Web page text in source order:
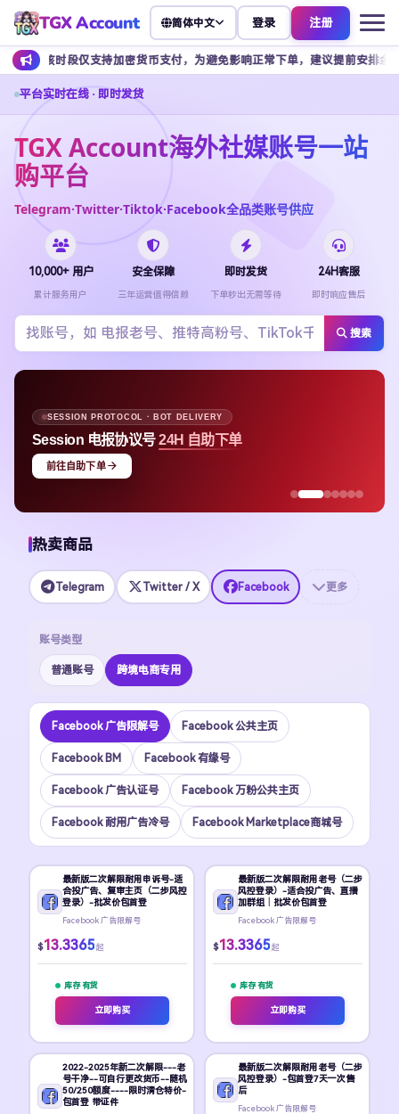
TGX Account 简体中文 登录 注册
加密货币支付，为避免影响正常下单，建议提前安排余额充值。
平台实时在线 · 即时发货
TGX Account海外社媒账号一站
购平台
Telegram·Twitter·Tiktok·Facebook全品类账号供应
10,000+ 用户
累计服务用户
安全保障
三年运营值得信赖
即时发货
下单秒出无需等待
24H客服
即时响应售后
搜索
SESSION PROTOCOL · BOT DELIVERY
Session 电报协议号24H 自助下单
前往自助下单
热卖商品
Telegram Twitter / X Facebook 更多
账号类型
普通账号 跨境电商专用
Facebook 广告限解号 Facebook 公共主页
Facebook BM Facebook 有缘号
Facebook 广告认证号 Facebook 万粉公共主页
Facebook 耐用广告冷号 Facebook Marketplace商城号
最新版二次解限耐用申诉号-适
合投广告、复审主页（二步风控
登录）-批发价包首登
Facebook 广告限解号
$13.3365 起
库存 有货
立即购买
最新版二次解限耐用老号（二步
风控登录）-适合投广告、直播
加群组｜批发价包首登
Facebook 广告限解号
$13.3365 起
库存 有货
立即购买
2022-2025年新二次解限---老
号干净--可自行更改货币--随机
50/250额度----限时清仓特价-
包首登 带证件
最新版二次解限耐用老号（二步
风控登录）-包首登7天一次售
后
Facebook 广告限解号